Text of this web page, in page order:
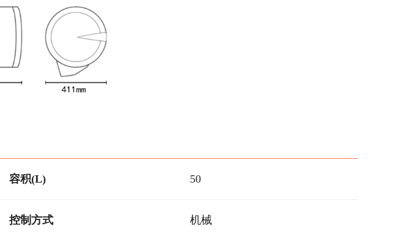
容积(L) 50
控制方式 机械